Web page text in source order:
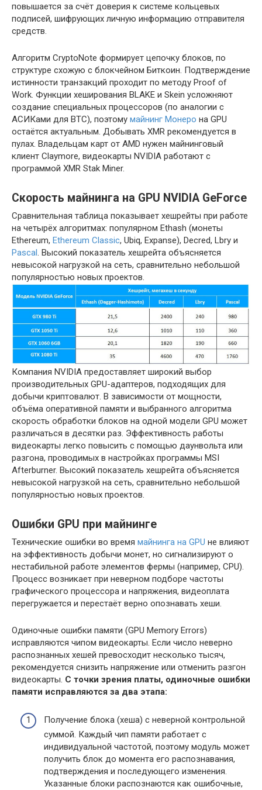
повышается за счёт доверия к системе кольцевых
подписей, шифрующих личную информацию отправителя
средств.
Алгоритм CryptoNote формирует цепочку блоков, по
структуре схожую с блокчейном Биткоин. Подтверждение
истинности транзакций проходит по методу Proof of
Work. Функции хеширования BLAKE и Skein усложняют
создание специальных процессоров (по аналогии с
АСИКами для BTC), поэтому майнинг Монеро на GPU
остаётся актуальным. Добывать XMR рекомендуется в
пулах. Владельцам карт от AMD нужен майнинговый
клиент Claymore, видеокарты NVIDIA работают с
программой XMR Stak Miner.
Скорость майнинга на GPU NVIDIA GeForce
Сравнительная таблица показывает хешрейты при работе
на четырёх алгоритмах: популярном Ethash (монеты
Ethereum, Ethereum Classic, Ubiq, Expanse), Decred, Lbry и
Pascal. Высокий показатель хешрейта объясняется
невысокой нагрузкой на сеть, сравнительно небольшой
популярностью новых проектов.
Компания NVIDIA предоставляет широкий выбор
производительных GPU-адаптеров, подходящих для
добычи криптовалют. В зависимости от мощности,
объёма оперативной памяти и выбранного алгоритма
скорость обработки блоков на одной модели GPU может
различаться в десятки раз. Эффективность работы
видеокарты легко повысить с помощью даунвольта или
разгона, проводимых в настройках программы MSI
Afterburner. Высокий показатель хешрейта объясняется
невысокой нагрузкой на сеть, сравнительно небольшой
популярностью новых проектов.
Ошибки GPU при майнинге
Технические ошибки во время майнинга на GPU не влияют
на эффективность добычи монет, но сигнализируют о
нестабильной работе элементов фермы (например, CPU).
Процесс возникает при неверном подборе частоты
графического процессора и напряжения, видеоплата
перегружается и перестаёт верно опознавать хеши.
Одиночные ошибки памяти (GPU Memory Errors)
исправляются чипом видеокарты. Если число неверно
распознанных хешей превосходит несколько тысяч,
рекомендуется снизить напряжение или отменить разгон
видеокарты. С точки зрения платы, одиночные ошибки
памяти исправляются за два этапа:
Получение блока (хеша) с неверной контрольной
суммой. Каждый чип памяти работает с
индивидуальной частотой, поэтому модуль может
получить блок до момента его распознавания,
подтверждения и последующего изменения.
Указанные блоки распознаются как ошибочные,